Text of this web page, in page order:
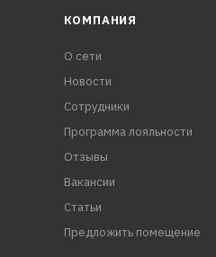
КОМПАНИЯ
О сети
Новости
Сотрудники
Программа лояльности
Отзывы
Вакансии
Статьи
Предложить помещение